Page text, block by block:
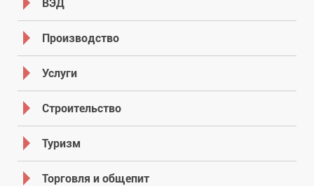
ВЭД
Производство
Услуги
Строительство
Туризм
Торговля и общепит